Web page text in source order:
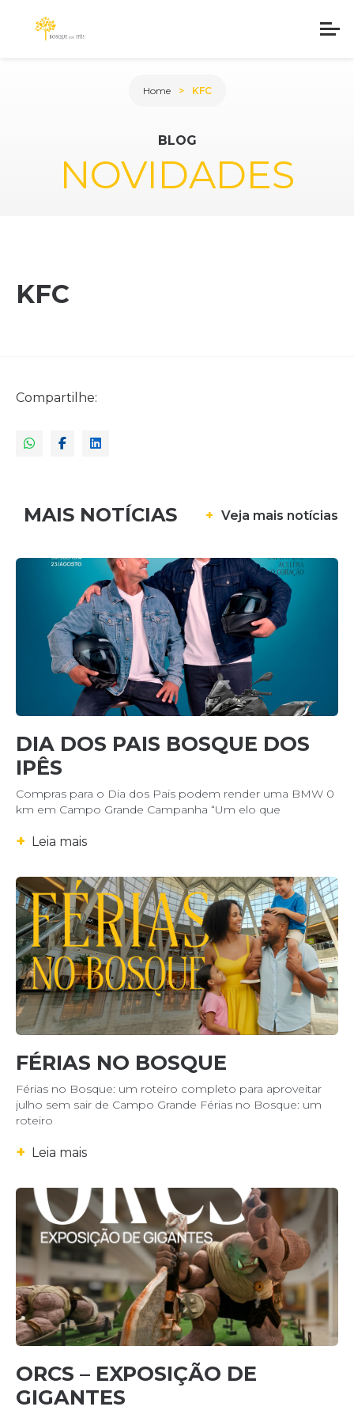
BLOG
NOVIDADES
Home KFC
KFC
Compartilhe:
MAIS NOTÍCIAS + Veja mais notícias
DIA DOS PAIS BOSQUE DOS
IPÊS
Compras para o Dia dos Pais podem render uma BMW 0
km em Campo Grande Campanha “Um elo que
+ Leia mais
FÉRIAS NO BOSQUE
Férias no Bosque: um roteiro completo para aproveitar
julho sem sair de Campo Grande Férias no Bosque: um
roteiro
+ Leia mais
ORCS – EXPOSIÇÃO DE
GIGANTES